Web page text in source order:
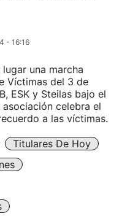
- 16:16
una marcha
Víctimas del 3 de
ESK y Steilas bajo el
celebra el
a las víctimas.
Titulares De Hoy